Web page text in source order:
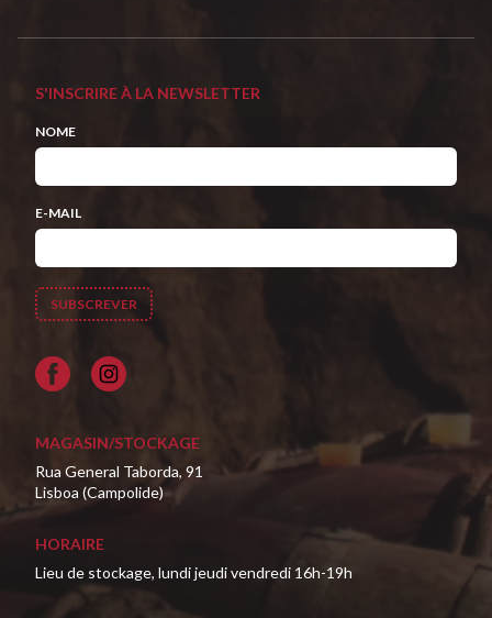
S'INSCRIRE À LA NEWSLETTER
NOME
E-MAIL
Facebook
MAGASIN/STOCKAGE
Rua General Taborda, 91
Lisboa (Campolide)
HORAIRE
Lieu de stockage, lundi jeudi vendredi 16h-19h